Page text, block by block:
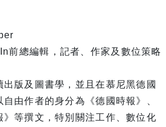
前總編輯，記者、作家及數位策略
版及圖書學，並且在慕尼黑德國
由作者的身分為《德國時報》、
》等撰文，特別關注工作、數位化